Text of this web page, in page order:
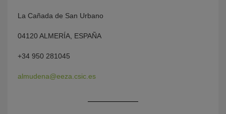
La Cañada de San Urbano
04120 ALMERÍA, ESPAÑA
+34 950 281045
almudena@eeza.csic.es